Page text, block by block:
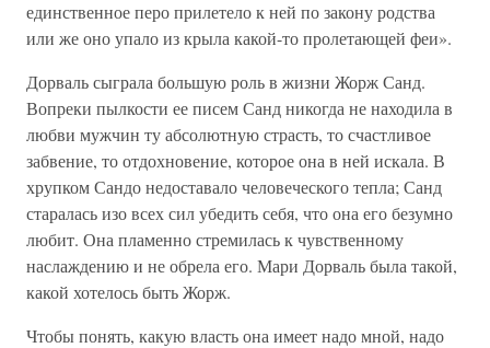
единственное перо прилетело к ней по закону родства
или же оно упало из крыла какой-то пролетающей феи».
Дорваль сыграла большую роль в жизни Жорж Санд.
Вопреки пылкости ее писем Санд никогда не находила в
любви мужчин ту абсолютную страсть, то счастливое
забвение, то отдохновение, которое она в ней искала. В
хрупком Сандо недоставало человеческого тепла; Санд
старалась изо всех сил убедить себя, что она его безумно
любит. Она пламенно стремилась к чувственному
наслаждению и не обрела его. Мари Дорваль была такой,
какой хотелось быть Жорж.
Чтобы понять, какую власть она имеет надо мной, надо